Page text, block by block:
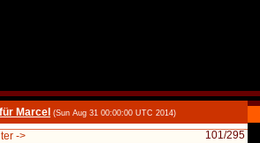
Marcel (Sun Aug 31 00:00:00 UTC 2014)
101/295
->